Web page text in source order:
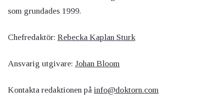
som grundades 1999.
Chefredaktör: Rebecka Kaplan Sturk
Ansvarig utgivare: Johan Bloom
Kontakta redaktionen på info@doktorn.com